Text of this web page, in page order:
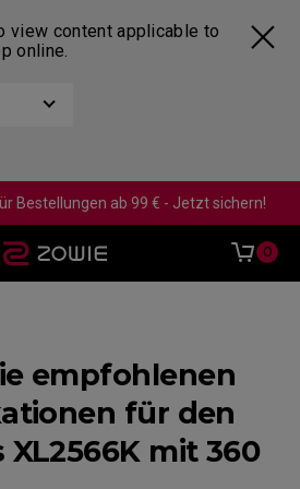
view content applicable to
online.
Bestellungen ab 99 € - Jetzt sichern!
0
empfohlenen
für den
mit 360